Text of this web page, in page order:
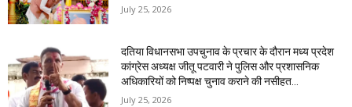
July 25, 2026
दतिया विधानसभा उपचुनाव के प्रचार के दौरान मध्य प्रदेश
कांग्रेस अध्यक्ष जीतू पटवारी ने पुलिस और प्रशासनिक
अधिकारियों को निष्पक्ष चुनाव कराने की नसीहत...
July 25, 2026